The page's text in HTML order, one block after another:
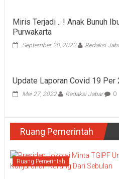
Miris Terjadi .. ! Anak Bunuh
Purwakarta
September 20, 2022 Redaksi
Update Laporan Covid 19 Per
Mei 27, 2022 Redaksi Jabar 0
Ruang Pemerintah
Ruang Pemerintah